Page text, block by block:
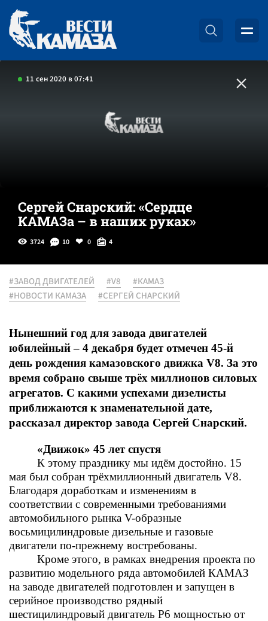
11 сен 2020 в 07:41
Сергей Снарский: «Сердце
КАМАЗа – в наших руках»
3724 10 0 4
#ЗАВОД ДВИГАТЕЛЕЙ #V8
#КАМАЗ
#НОВОСТИ КАМАЗА
#СЕРГЕЙ СНАРСКИЙ
Нынешний год для завода двигателей
юбилейный – 4 декабря будет отмечен 45-й
день рождения камазовского движка V8. За это
время собрано свыше трёх миллионов силовых
агрегатов. С какими успехами дизелисты
приближаются к знаменательной дате,
рассказал директор завода Сергей Снарский.
«Движок» 45 лет спустя
К этому празднику мы идём достойно. 15
мая был собран трёхмиллионный двигатель V8.
Благодаря доработкам и изменениям в
соответствии с современными требованиями
автомобильного рынка V-образные
восьмицилиндровые дизельные и газовые
двигатели по-прежнему востребованы.
Кроме этого, в рамках внедрения проекта по
развитию модельного ряда автомобилей КАМАЗ
на заводе двигателей подготовлен и запущен в
серийное производство рядный
шестицилиндровый двигатель Р6 мощностью от